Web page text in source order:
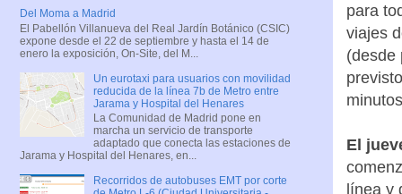
para
viajes
(desde
El
línea y
Del Moma a Madrid
El Pabellón Villanueva del Real Jardín Botánico (CSIC)
expone desde el 22 de septiembre y hasta el 14 de
enero la exposición, On-Site, del M...
Un eurotaxi para usuarios con movilidad
reducida de la línea 7b de Metro entre
Jarama y Hospital del Henares
La Comunidad de Madrid pone en
marcha un servicio de transporte
adaptado que conecta las estaciones de
Jarama y Hospital del Henares, en...
Recorridos de autobuses EMT por corte